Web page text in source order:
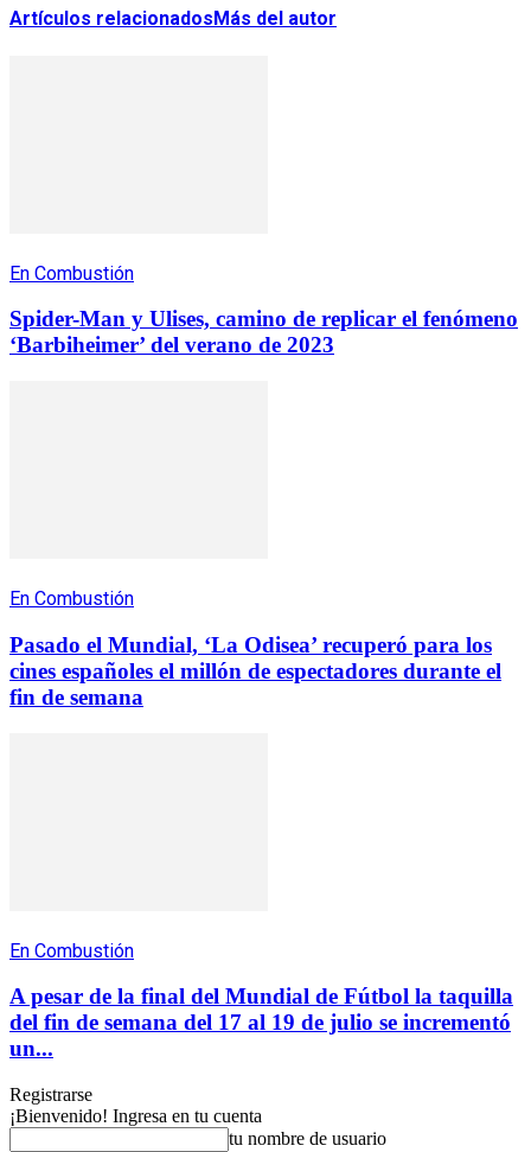
Artículos relacionados Más del autor
En Combustión
Spider-Man y Ulises, camino de replicar el fenómeno
‘Barbiheimer’ del verano de 2023
En Combustión
Pasado el Mundial, ‘La Odisea’ recuperó para los
cines españoles el millón de espectadores durante el
fin de semana
En Combustión
A pesar de la final del Mundial de Fútbol la taquilla
del fin de semana del 17 al 19 de julio se incrementó
un...
Registrarse
¡Bienvenido! Ingresa en tu cuenta
tu nombre de usuario